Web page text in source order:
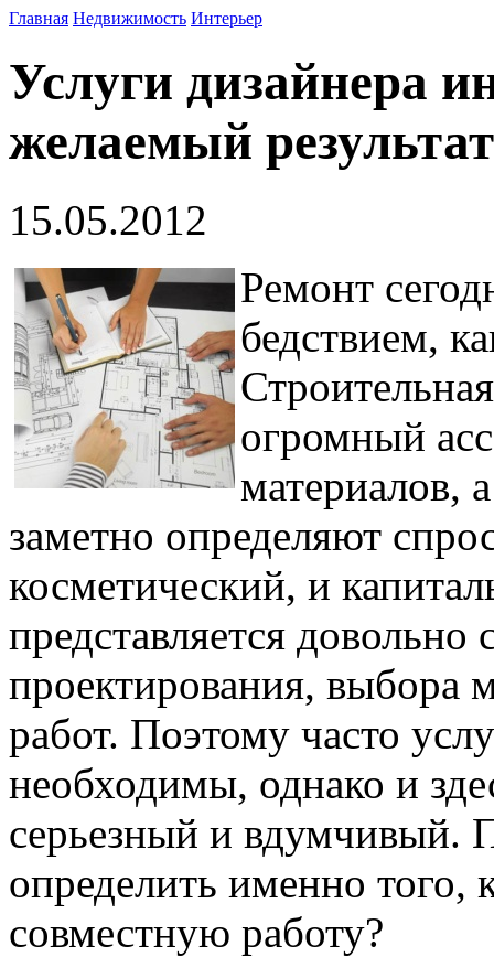
Главная Недвижимость Интерьер
Услуги дизайнера
желаемый результат
15.05.2012
Ремонт
бедствием,
огромный
материалов,
заметно определяют
косметический, и
представляется
проектирования, выбора
работ. Поэтому часто
необходимы, однако и
серьезный и вдумчивый.
определить именно того,
совместную работу?